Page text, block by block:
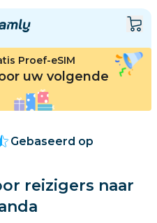
Proef-eSIM
uw volgende
Gebaseerd op
reizigers naar